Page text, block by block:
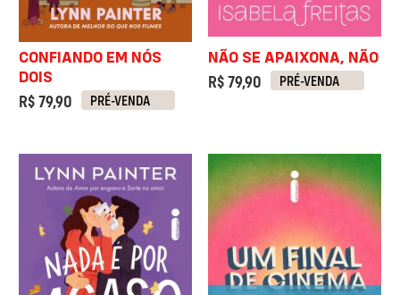
CONFIANDO EM NÓS
DOIS
R$ 79,90 PRÉ-VENDA
NÃO SE APAIXONA, NÃO
R$ 79,90 PRÉ-VENDA